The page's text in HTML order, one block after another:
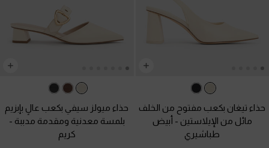
حذاء تيغان بكعب مفتوح من الخلف
مائل من الإيلاستين - أبيض
طباشيري
حذاء ميولز سيفي بكعب عالٍ بإبزيم
بلمسة معدنية ومقدمة مدببة -
كريم